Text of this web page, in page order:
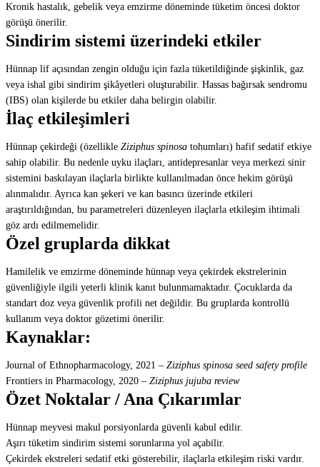
Kronik hastalık, gebelik veya emzirme döneminde tüketim öncesi doktor
görüşü önerilir.
Sindirim sistemi üzerindeki etkiler
Hünnap lif açısından zengin olduğu için fazla tüketildiğinde şişkinlik, gaz
veya ishal gibi sindirim şikâyetleri oluşturabilir. Hassas bağırsak sendromu
(IBS) olan kişilerde bu etkiler daha belirgin olabilir.
İlaç etkileşimleri
Hünnap çekirdeği (özellikle Ziziphus spinosa tohumları) hafif sedatif etkiye
sahip olabilir. Bu nedenle uyku ilaçları, antidepresanlar veya merkezi sinir
sistemini baskılayan ilaçlarla birlikte kullanılmadan önce hekim görüşü
alınmalıdır. Ayrıca kan şekeri ve kan basıncı üzerinde etkileri
araştırıldığından, bu parametreleri düzenleyen ilaçlarla etkileşim ihtimali
göz ardı edilmemelidir.
Özel gruplarda dikkat
Hamilelik ve emzirme döneminde hünnap veya çekirdek ekstrelerinin
güvenliğiyle ilgili yeterli klinik kanıt bulunmamaktadır. Çocuklarda da
standart doz veya güvenlik profili net değildir. Bu gruplarda kontrollü
kullanım veya doktor gözetimi önerilir.
Kaynaklar:
Journal of Ethnopharmacology, 2021 – Ziziphus spinosa seed safety profile
Frontiers in Pharmacology, 2020 – Ziziphus jujuba review
Özet Noktalar / Ana Çıkarımlar
Hünnap meyvesi makul porsiyonlarda güvenli kabul edilir.
Aşırı tüketim sindirim sistemi sorunlarına yol açabilir.
Çekirdek ekstreleri sedatif etki gösterebilir, ilaçlarla etkileşim riski vardır.